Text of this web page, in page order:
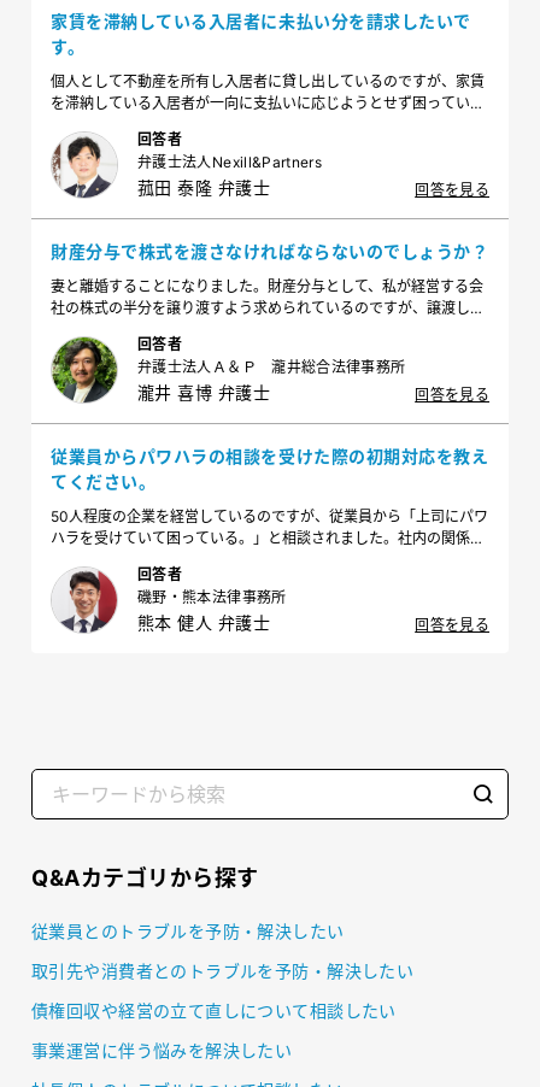
家賃を滞納している入居者に未払い分を請求したいで
す。
個人として不動産を所有し入居者に貸し出しているのですが、家賃
を滞納している入居者が一向に支払いに応じようとせず困っていま
すが、どのように請求すべきでしょうか？
回答者
弁護士法人Nexill&Partners
菰田 泰隆 弁護士 回答を見る
財産分与で株式を渡さなければならないのでしょうか？
妻と離婚することになりました。財産分与として、私が経営する会
社の株式の半分を譲り渡すよう求められているのですが、譲渡しな
回答者
弁護士法人Ａ＆Ｐ 瀧井総合法律事務所
瀧井 喜博 弁護士 回答を見る
従業員からパワハラの相談を受けた際の初期対応を教え
てください。
50人程度の企業を経営しているのですが、従業員から「上司にパワ
ハラを受けていて困っている。」と相談されました。社内の関係者
でしょうか。 回答者
磯野・熊本法律事務所
熊本 健人 弁護士 回答を見る
Q&Aカテゴリから探す
従業員とのトラブルを予防・解決したい
取引先や消費者とのトラブルを予防・解決したい
債権回収や経営の立て直しについて相談したい
事業運営に伴う悩みを解決したい